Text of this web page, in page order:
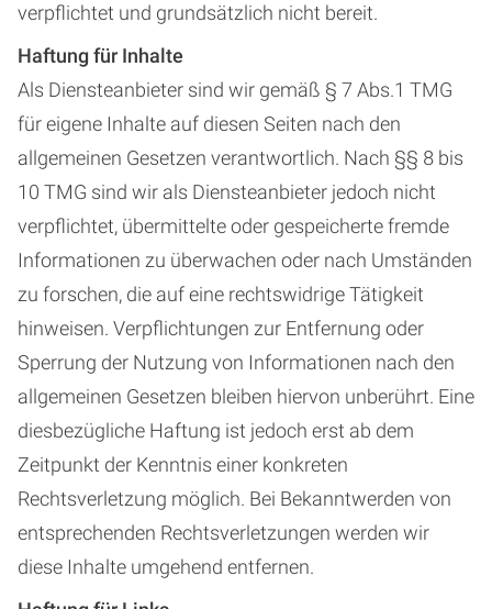
verpflichtet und grundsätzlich nicht bereit.
Haftung für Inhalte
Als Diensteanbieter sind wir gemäß § 7 Abs.1 TMG
für eigene Inhalte auf diesen Seiten nach den
allgemeinen Gesetzen verantwortlich. Nach §§ 8 bis
10 TMG sind wir als Diensteanbieter jedoch nicht
verpflichtet, übermittelte oder gespeicherte fremde
Informationen zu überwachen oder nach Umständen
zu forschen, die auf eine rechtswidrige Tätigkeit
hinweisen. Verpflichtungen zur Entfernung oder
Sperrung der Nutzung von Informationen nach den
allgemeinen Gesetzen bleiben hiervon unberührt. Eine
diesbezügliche Haftung ist jedoch erst ab dem
Zeitpunkt der Kenntnis einer konkreten
Rechtsverletzung möglich. Bei Bekanntwerden von
entsprechenden Rechtsverletzungen werden wir
diese Inhalte umgehend entfernen.